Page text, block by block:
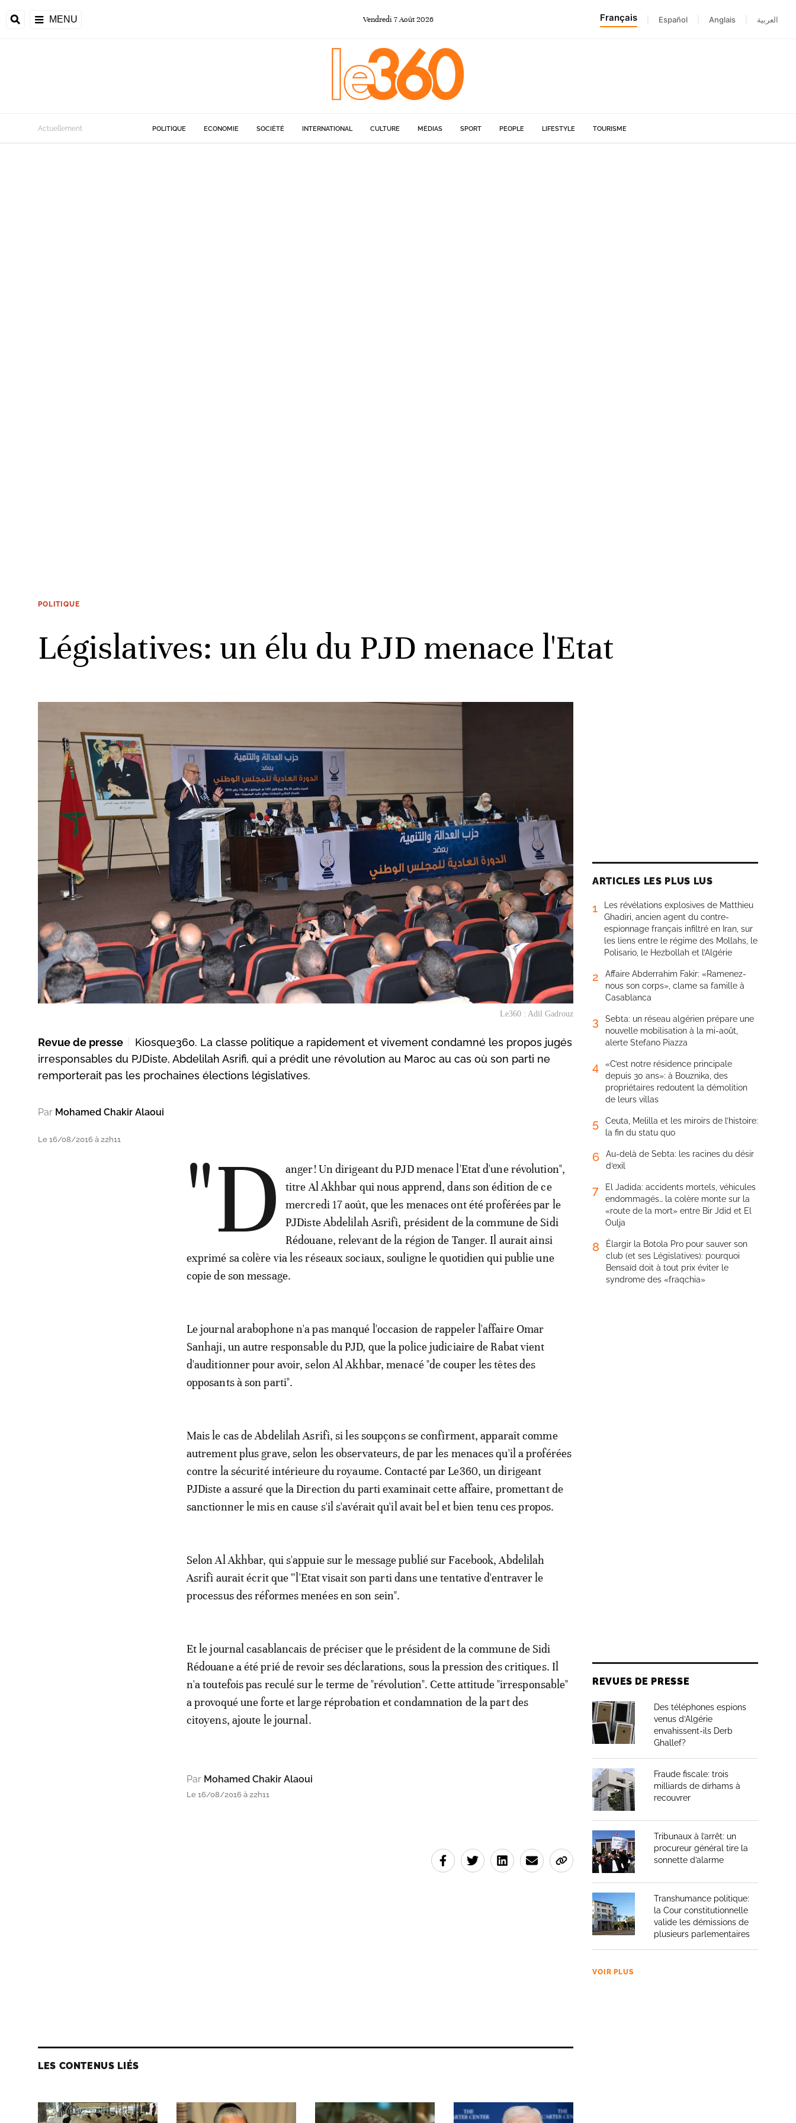
MENU Vendredi 7Août 2026 Français Español Anglais العربية
Actuellement POLITIQUE ECONOMIE SOCIÉTÉ INTERNATIONAL CULTURE MÉDIAS SPORT PEOPLE LIFESTYLE TOURISME
POLITIQUE
Législatives: un élu du PJD menace l'Etat
Le360 : Adil Gadrouz
Revue de presse
Kiosque360. La classe politique a rapidement et vivement condamné les propos jugés
irresponsables du PJDiste, Abdelilah Asrifi, qui a prédit une révolution au Maroc au cas où son parti ne
remporterait pas les prochaines élections législatives.
Par Mohamed Chakir Alaoui
Le 16/08/2016 à 22h11 "D
anger! Un dirigeant du PJD menace l'Etat d'une révolution",
titre Al Akhbar qui nous apprend, dans son édition de ce
mercredi 17 août, que les menaces ont été proférées par le
PJDiste Abdelilah Asrifi, président de la commune de Sidi
Rédouane, relevant de la région de Tanger. Il aurait ainsi
exprimé sa colère via les réseaux sociaux, souligne le quotidien qui publie une
copie de son message.
Le journal arabophone n'a pas manqué l'occasion de rappeler l'affaire Omar
Sanhaji, un autre responsable du PJD, que la police judiciaire de Rabat vient
d'auditionner pour avoir, selon Al Akhbar, menacé "de couper les têtes des
opposants à son parti".
Mais le cas de Abdelilah Asrifi, si les soupçons se confirment, apparaît comme
autrement plus grave, selon les observateurs, de par les menaces qu'il a proférées
contre la sécurité intérieure du royaume. Contacté par Le360, un dirigeant
PJDiste a assuré que la Direction du parti examinait cette affaire, promettant de
sanctionner le mis en cause s'il s'avérait qu'il avait bel et bien tenu ces propos.
Selon Al Akhbar, qui s'appuie sur le message publié sur Facebook, Abdelilah
Asrifi aurait écrit que "'l'Etat visait son parti dans une tentative d'entraver le
processus des réformes menées en son sein".
Et le journal casablancais de préciser que le président de la commune de Sidi
Rédouane a été prié de revoir ses déclarations, sous la pression des critiques. Il
n'a toutefois pas reculé sur le terme de "révolution". Cette attitude "irresponsable"
a provoqué une forte et large réprobation et condamnation de la part des
citoyens, ajoute le journal.
Par Mohamed Chakir Alaoui
Le 16/08/2016 à 22h11
LES CONTENUS LIÉS
ARTICLES LES PLUS LUS
1
Les révélations explosives de Matthieu
Ghadiri, ancien agent du contre-
espionnage français infiltré en Iran, sur
les liens entre le régime des Mollahs, le
Polisario, le Hezbollah et l’Algérie
2
Affaire Abderrahim Fakir: «Ramenez-
nous son corps», clame sa famille à
Casablanca
3
Sebta: un réseau algérien prépare une
nouvelle mobilisation à la mi-août,
alerte Stefano Piazza
4
«C’est notre résidence principale
depuis 30 ans»: à Bouznika, des
propriétaires redoutent la démolition
de leurs villas
5
Ceuta, Melilla et les miroirs de l’histoire:
la fin du statu quo
6
Au-delà de Sebta: les racines du désir
d’exil
7
El Jadida: accidents mortels, véhicules
endommagés… la colère monte sur la
«route de la mort» entre Bir Jdid et El
Oulja
8
Élargir la Botola Pro pour sauver son
club (et ses Législatives): pourquoi
Bensaïd doit à tout prix éviter le
syndrome des «fraqchia»
REVUES DE PRESSE
Des téléphones espions
venus d’Algérie
envahissent-ils Derb
Ghallef?
Fraude fiscale: trois
milliards de dirhams à
recouvrer
Tribunaux à l’arrêt: un
procureur général tire la
sonnette d’alarme
Transhumance politique:
la Cour constitutionnelle
valide les démissions de
plusieurs parlementaires
VOIR PLUS